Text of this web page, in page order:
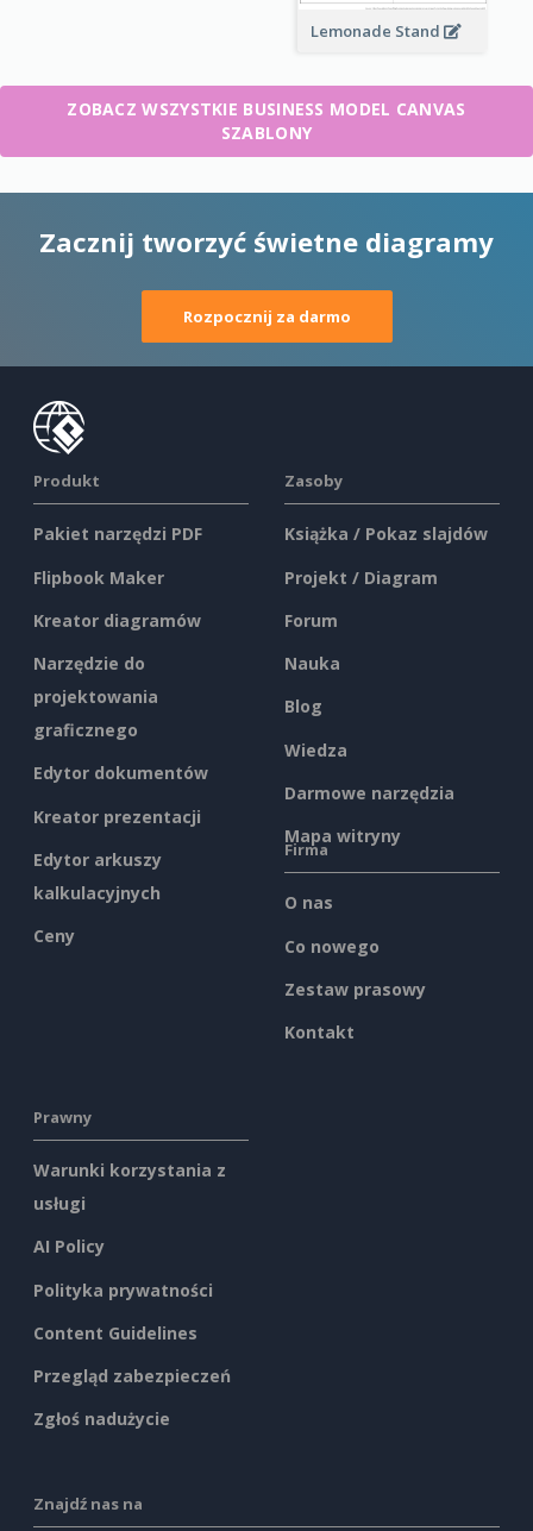
Lemonade Stand
ZOBACZ WSZYSTKIE BUSINESS MODEL CANVAS
SZABLONY
Zacznij tworzyć świetne diagramy
Rozpocznij za darmo
Produkt
Pakiet narzędzi PDF
Flipbook Maker
Kreator diagramów
Narzędzie do
projektowania
graficznego
Edytor dokumentów
Kreator prezentacji
Edytor arkuszy
kalkulacyjnych
Ceny
Zasoby
Książka / Pokaz slajdów
Projekt / Diagram
Forum
Nauka
Blog
Wiedza
Darmowe narzędzia
Mapa witryny
Firma
O nas
Co nowego
Zestaw prasowy
Kontakt
Prawny
Warunki korzystania z
usługi
AI Policy
Polityka prywatności
Content Guidelines
Przegląd zabezpieczeń
Zgłoś nadużycie
Znajdź nas na